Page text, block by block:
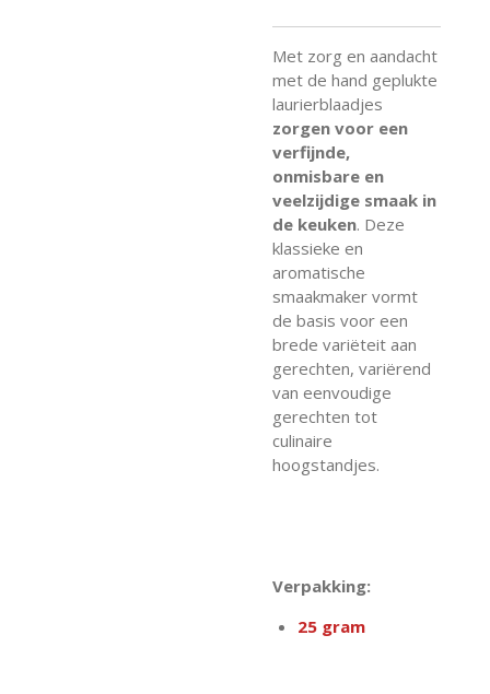
Met zorg en aandacht
met de hand geplukte
laurierblaadjes
zorgen voor een
verfijnde,
onmisbare en
veelzijdige smaak in
de keuken. Deze
klassieke en
aromatische
smaakmaker vormt
de basis voor een
brede variëteit aan
gerechten, variërend
van eenvoudige
gerechten tot
culinaire
hoogstandjes.
Verpakking:
25 gram